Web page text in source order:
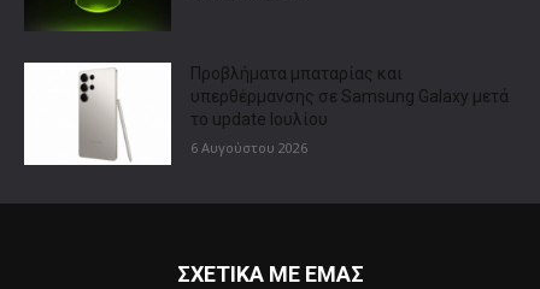
Προβλήματα μπαταρίας και
υπερθέρμανσης σε Samsung Galaxy μετά
το update Ιουλίου
6 Αυγούστου 2026
ΣΧΕΤΙΚΑ ΜΕ ΕΜΑΣ